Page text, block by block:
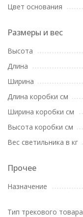
Цвет основания
Размеры и вес
Высота
Длина
Ширина
Длина коробки см
Ширина коробки см
Высота коробки см
Вес светильника в кг
Прочее
Назначение
Тип трекового товара